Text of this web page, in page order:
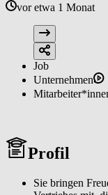
vor etwa 1 Monat
Job
Unternehmen
Profil
Sie bringen